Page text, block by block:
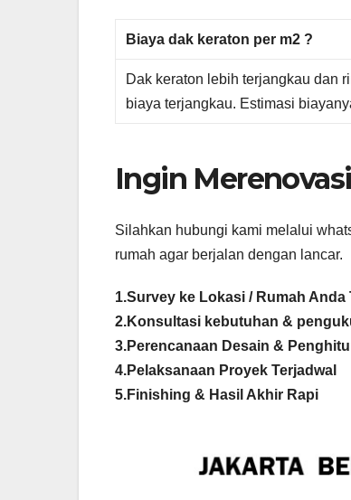
Biaya dak keraton per m2 ?
Dak keraton lebih terjangkau dan
biaya terjangkau. Estimasi
Ingin
Silahkan hubungi kami melalui
rumah agar berjalan dengan lancar.
1.Survey ke Lokasi / Rumah Anda
2.Konsultasi kebutuhan &
3.Perencanaan Desain &
4.Pelaksanaan Proyek Terjadwal
5.Finishing & Hasil Akhir Rapi